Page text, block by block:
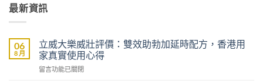
最新資訊
06
8 月
立威大樂威壯評價：雙效助勃加延時配方，香港用
家真實使用心得
在
留言功能已關閉